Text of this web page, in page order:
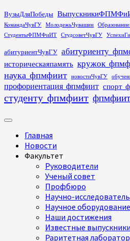
Перейти
к
содержимому
ВузыДляПобеды
КомандаЧувГУ
МолодежьЧувашии
СтудентыФПМФиИТ
СтудсоветЧувГУ
абитуриентЧувГУ
историческаяпамять
наука_фпмфиит новостиЧувГУ
профориентация_фпмфиит
студенту_фпмфиит фпмфиит
Основное
Главная
Новости
Факультет
Руководители
Ученый совет
Профбюро
Научно-
Научное оборудование
Наши достижения
Известные выпускники
Раритетная